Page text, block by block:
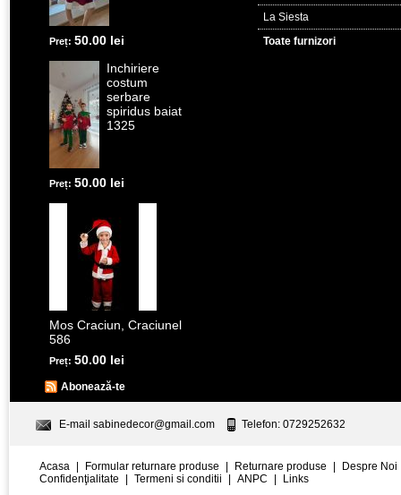
Preț: 50.00 lei
Inchiriere
costum
serbare
spiridus baiat
1325
Preț: 50.00 lei
Mos Craciun, Craciunel
586
Preț: 50.00 lei
Abonează-te
La Siesta
Toate furnizori
E-mail sabinedecor@gmail.com Telefon: 0729252632
Acasa Formular returnare produse Returnare produse
Despre Noi
Confidenţialitate
Termeni si conditii ANPC Links